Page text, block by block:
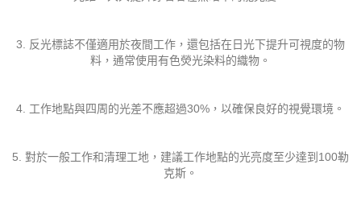
3. 反光標誌不僅適用於夜間工作，還包括在日光下提升可視度的物
料，通常使用有色熒光染料的織物。
4. 工作地點與四周的光差不應超過30%，以確保良好的視覺環境。
5. 對於一般工作和清理工地，建議工作地點的光亮度至少達到100勒
克斯。